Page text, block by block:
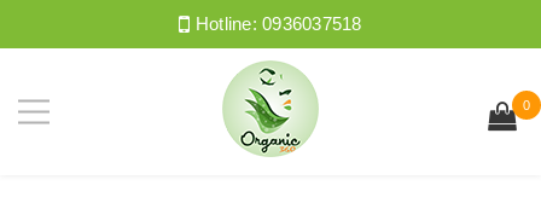
Hotline:0936037518
0